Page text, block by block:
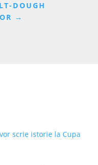
DOUGH
→